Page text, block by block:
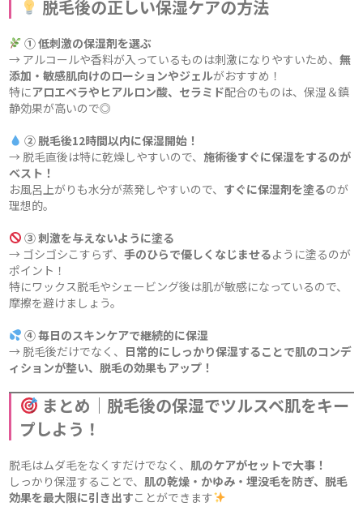
脱毛後の正しい保湿ケアの方法
① 低刺激の保湿剤を選ぶ
→ アルコールや香料が入っているものは刺激になりやすいため、無
添加・敏感肌向けのローションやジェルがおすすめ！
特にアロエベラやヒアルロン酸、セラミド配合のものは、保湿＆鎮
静効果が高いので◎
② 脱毛後12時間以内に保湿開始！
→ 脱毛直後は特に乾燥しやすいので、施術後すぐに保湿をするのが
ベスト！
お風呂上がりも水分が蒸発しやすいので、 すぐに保湿剤を塗るのが
理想的。
③ 刺激を与えないように塗る
→ ゴシゴシこすらず、手のひらで優しくなじませるように塗るのが
ポイント！
特にワックス脱毛やシェービング後は肌が敏感になっているので、
摩擦を避けましょう。
④ 毎日のスキンケアで継続的に保湿
→ 脱毛後だけでなく、 日常的にしっかり保湿することで肌のコンデ
ィションが整い、脱毛の効果もアップ！
まとめ｜脱毛後の保湿でツルスベ肌をキー
プしよう！
脱毛はムダ毛をなくすだけでなく、 肌のケアがセットで大事！
しっかり保湿することで、 肌の乾燥・かゆみ・埋没毛を防ぎ、脱毛
効果を最大限に引き出すことができます